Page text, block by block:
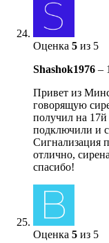
Оценка 5 из 5
Shashok1976 –
Привет из
говорящую
получил на 17й
подключили и
Сигнализация
отлично,
спасибо!
Оценка 5 из 5